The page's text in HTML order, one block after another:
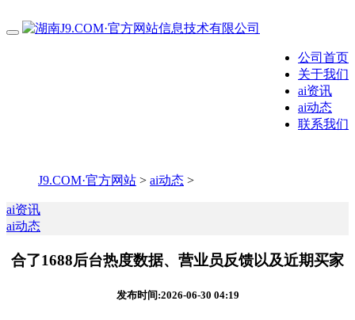
公司首页
关于我们
ai资讯
ai动态
联系我们
J9.COM·官方网站 > ai动态 >
ai资讯
ai动态
合了1688后台热度数据、营业员反馈以及近期买家
发布时间:2026-06-30 04:19